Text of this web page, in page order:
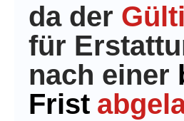
da der
für
nach einer
Frist